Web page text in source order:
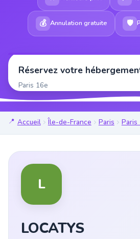
💰 Annulation gratuite 🛡
Réservez votre
Paris 16e
Accueil Île-de-France Paris Paris
L
LOCATYS